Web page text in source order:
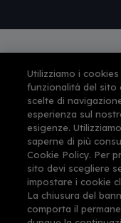
Autorizzazione
l'esercizio
turismo rilasciata
feb-1999
This site is
GooglePrivacy
apply.
Utilizziamo i
funzionalità del sito
scelte di
esperienza sul
esigenze.
saperne di più
Cookie Policy. Per
sito devi scegliere
impostare i cookie
La chiusura del
comporta il